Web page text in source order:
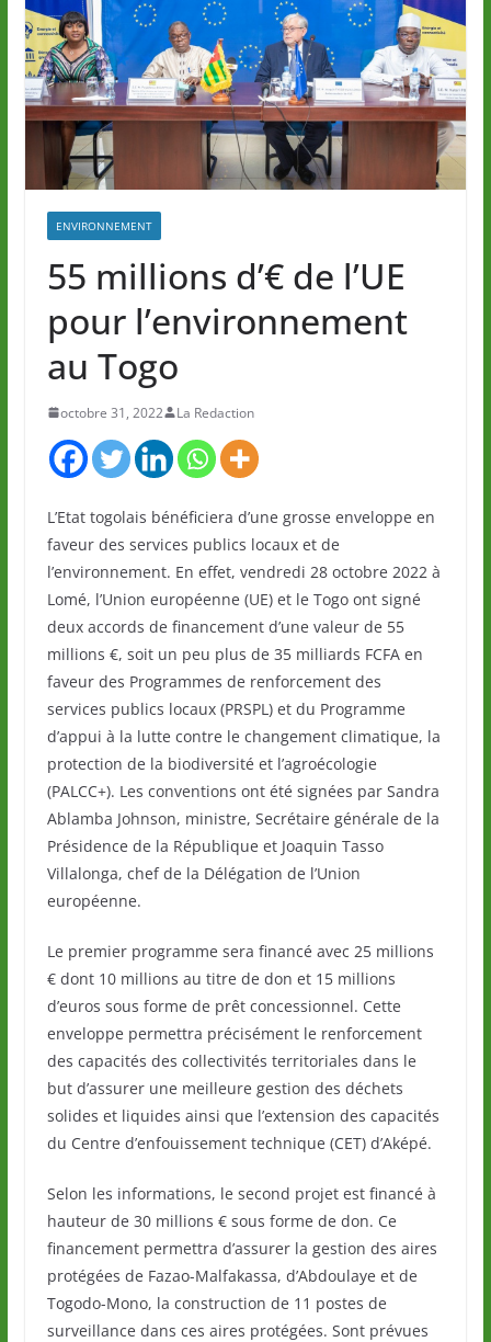
ENVIRONNEMENT
55 millions d’€ de l’UE
pour l’environnement
au Togo
octobre 31, 2022 La Redaction
L’Etat togolais bénéficiera d’une grosse enveloppe en
faveur des services publics locaux et de
l’environnement. En effet, vendredi 28 octobre 2022 à
Lomé, l’Union européenne (UE) et le Togo ont signé
deux accords de financement d’une valeur de 55
millions €, soit un peu plus de 35 milliards FCFA en
faveur des Programmes de renforcement des
services publics locaux (PRSPL) et du Programme
d’appui à la lutte contre le changement climatique, la
protection de la biodiversité et l’agroécologie
(PALCC+). Les conventions ont été signées par Sandra
Ablamba Johnson, ministre, Secrétaire générale de la
Présidence de la République et Joaquin Tasso
Villalonga, chef de la Délégation de l’Union
européenne.
Le premier programme sera financé avec 25 millions
€ dont 10 millions au titre de don et 15 millions
d’euros sous forme de prêt concessionnel. Cette
enveloppe permettra précisément le renforcement
des capacités des collectivités territoriales dans le
but d’assurer une meilleure gestion des déchets
solides et liquides ainsi que l’extension des capacités
du Centre d’enfouissement technique (CET) d’Aképé.
Selon les informations, le second projet est financé à
hauteur de 30 millions € sous forme de don. Ce
financement permettra d’assurer la gestion des aires
protégées de Fazao-Malfakassa, d’Abdoulaye et de
Togodo-Mono, la construction de 11 postes de
surveillance dans ces aires protégées. Sont prévues